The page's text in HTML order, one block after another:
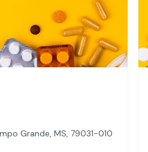
Grande, MS, 79031-010